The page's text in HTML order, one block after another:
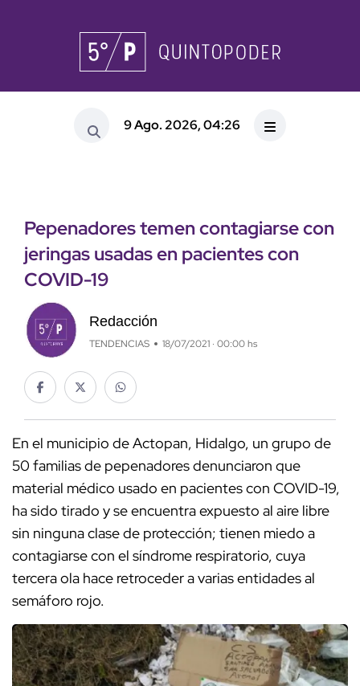
9 Ago. 2026, 04:26
Pepenadores temen contagiarse con
jeringas usadas en pacientes con
COVID-19
Redacción
TENDENCIAS 18/07/2021 · 00:00 hs
En el municipio de Actopan, Hidalgo, un grupo de
50 familias de pepenadores denunciaron que
material médico usado en pacientes con COVID-19,
ha sido tirado y se encuentra expuesto al aire libre
sin ninguna clase de protección; tienen miedo a
contagiarse con el síndrome respiratorio, cuya
tercera ola hace retroceder a varias entidades al
semáforo rojo.